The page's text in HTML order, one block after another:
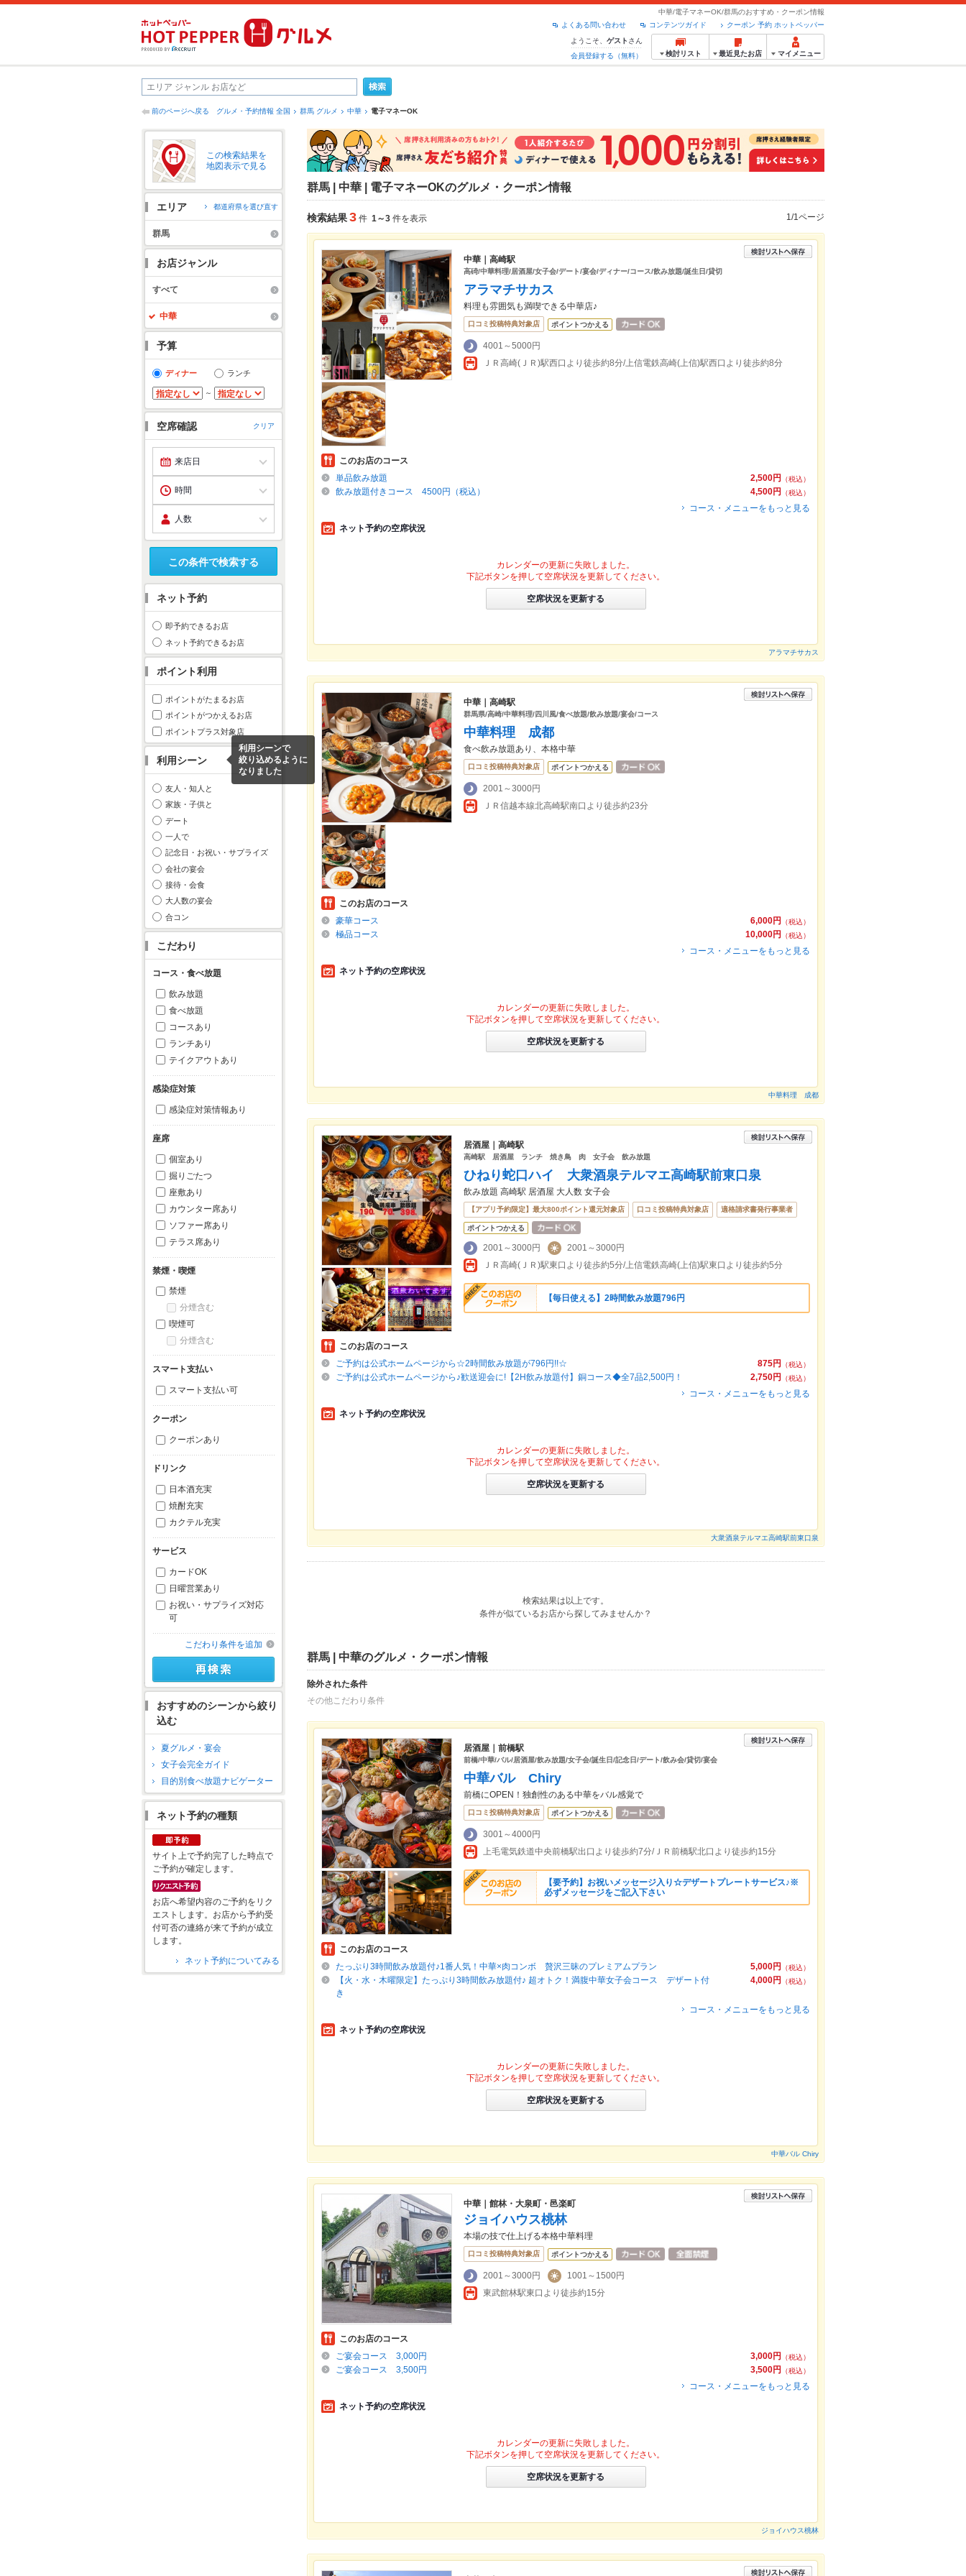
中華/電子マネーOK/群馬のおすすめ・クーポン情報
クーポン 予約 ホットペッパー
コンテンツガイド
よくある問い合わせ
ようこそ、 ゲスト さん
会員登録する（無料）
検討リスト 最近見たお店 マイメニュー
前のページへ戻る グルメ・予約情報 全国 群馬 グルメ 中華 電子マネーOK
この検索結果を
地図表示で見る
エリア 都道府県を選び直す
群馬
お店ジャンル
すべて
中華
予算
ディナー ランチ
～
空席確認 クリア
この条件で検索する
ネット予約
即予約できるお店
ネット予約できるお店
ポイント利用
ポイントがたまるお店
ポイントがつかえるお店
ポイントプラス対象店
利用シーン
利用シーンで
絞り込めるように
なりました
友人・知人と
家族・子供と
デート
一人で
記念日・お祝い・サプライズ
会社の宴会
接待・会食
大人数の宴会
合コン
こだわり
コース・食べ放題
飲み放題
食べ放題
コースあり
ランチあり
テイクアウトあり
感染症対策
感染症対策情報あり
座席
個室あり
掘りごたつ
座敷あり
カウンター席あり
ソファー席あり
テラス席あり
禁煙・喫煙
禁煙
分煙含む
喫煙可
分煙含む
スマート支払い
スマート支払い可
クーポン
クーポンあり
ドリンク
日本酒充実
焼酎充実
カクテル充実
サービス
カードOK
日曜営業あり
お祝い・サプライズ対応
可
こだわり条件を追加
おすすめのシーンから絞り
込む
夏グルメ・宴会
女子会完全ガイド
目的別食べ放題ナビゲーター
ネット予約の種類
サイト上で予約完了した時点で
ご予約が確定します。
お店へ希望内容のご予約をリク
エストします。お店から予約受
付可否の連絡が来て予約が成立
します。
ネット予約についてみる
群馬 | 中華 | 電子マネーOKのグルメ・クーポン情報
検索結果3 件 1～3 件を表示 1/1ページ
中華｜高崎駅
高碕/中華料理/居酒屋/女子会/デート/宴会/ディナー/コース/飲み放題/誕生日/貸切
アラマチサカス
料理も雰囲気も満喫できる中華店♪
口コミ投稿特典対象店 ポイントつかえる
4001～5000円
ＪＲ高崎(ＪＲ)駅西口より徒歩約8分/上信電鉄高崎(上信)駅西口より徒歩約8分
このお店のコース
2,500円
（税込）
単品飲み放題
4,500円
（税込）
飲み放題付きコース 4500円（税込）
コース・メニューをもっと見る
ネット予約の空席状況
カレンダーの更新に失敗しました。
下記ボタンを押して空席状況を更新してください。
空席状況を更新する
アラマチサカス
中華｜高崎駅
群馬県/高崎/中華料理/四川風/食べ放題/飲み放題/宴会/コース
中華料理 成都
食べ飲み放題あり、本格中華
口コミ投稿特典対象店 ポイントつかえる
2001～3000円
ＪＲ信越本線北高崎駅南口より徒歩約23分
このお店のコース
6,000円
（税込）
豪華コース
10,000円
（税込）
極品コース
コース・メニューをもっと見る
ネット予約の空席状況
カレンダーの更新に失敗しました。
下記ボタンを押して空席状況を更新してください。
空席状況を更新する
中華料理 成都
居酒屋｜高崎駅
高崎駅 居酒屋 ランチ 焼き鳥 肉 女子会 飲み放題
ひねり蛇口ハイ 大衆酒泉テルマエ高崎駅前東口泉
飲み放題 高崎駅 居酒屋 大人数 女子会
【アプリ予約限定】最大800ポイント還元対象店 口コミ投稿特典対象店 適格請求書発行事業者
ポイントつかえる
2001～3000円
2001～3000円
ＪＲ高崎(ＪＲ)駅東口より徒歩約5分/上信電鉄高崎(上信)駅東口より徒歩約5分
【毎日使える】2時間飲み放題796円
このお店のコース
875円
（税込）
ご予約は公式ホームページから☆2時間飲み放題が796円!!☆
2,750円
（税込）
ご予約は公式ホームページから♪歓送迎会に!【2H飲み放題付】銅コース◆全7品2,500円！
コース・メニューをもっと見る
ネット予約の空席状況
カレンダーの更新に失敗しました。
下記ボタンを押して空席状況を更新してください。
空席状況を更新する
大衆酒泉テルマエ高崎駅前東口泉
検索結果は以上です。
条件が似ているお店から探してみませんか？
群馬 | 中華のグルメ・クーポン情報
除外された条件
その他こだわり条件
居酒屋｜前橋駅
前橋/中華/バル/居酒屋/飲み放題/女子会/誕生日/記念日/デート/飲み会/貸切/宴会
中華バル Chiry
前橋にOPEN！独創性のある中華をバル感覚で
口コミ投稿特典対象店 ポイントつかえる
3001～4000円
上毛電気鉄道中央前橋駅出口より徒歩約7分/ＪＲ前橋駅北口より徒歩約15分
【要予約】お祝いメッセージ入り☆デザートプレートサービス♪※
必ずメッセージをご記入下さい
このお店のコース
5,000円
（税込）
たっぷり3時間飲み放題付♪1番人気！中華×肉コンボ 贅沢三昧のプレミアムプラン
4,000円
（税込）
【火・水・木曜限定】たっぷり3時間飲み放題付♪ 超オトク！満腹中華女子会コース デザート付
き
コース・メニューをもっと見る
ネット予約の空席状況
カレンダーの更新に失敗しました。
下記ボタンを押して空席状況を更新してください。
空席状況を更新する
中華バル Chiry
中華｜館林・大泉町・邑楽町
ジョイハウス桃林
本場の技で仕上げる本格中華料理
口コミ投稿特典対象店 ポイントつかえる
2001～3000円
1001～1500円
東武館林駅東口より徒歩約15分
このお店のコース
3,000円
（税込）
ご宴会コース 3,000円
3,500円
（税込）
ご宴会コース 3,500円
コース・メニューをもっと見る
ネット予約の空席状況
カレンダーの更新に失敗しました。
下記ボタンを押して空席状況を更新してください。
空席状況を更新する
ジョイハウス桃林